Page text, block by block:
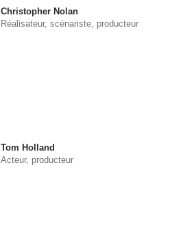
Christopher Nolan
Réalisateur, scénariste, producteur
Tom Holland
Acteur, producteur